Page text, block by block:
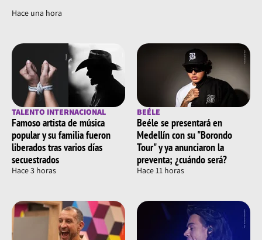
Hace una hora
TALENTO INTERNACIONAL
Famoso artista de música
popular y su familia fueron
liberados tras varios días
secuestrados
Hace 3 horas
BEÉLE
Beéle se presentará en
Medellín con su "Borondo
Tour" y ya anunciaron la
preventa; ¿cuándo será?
Hace 11 horas